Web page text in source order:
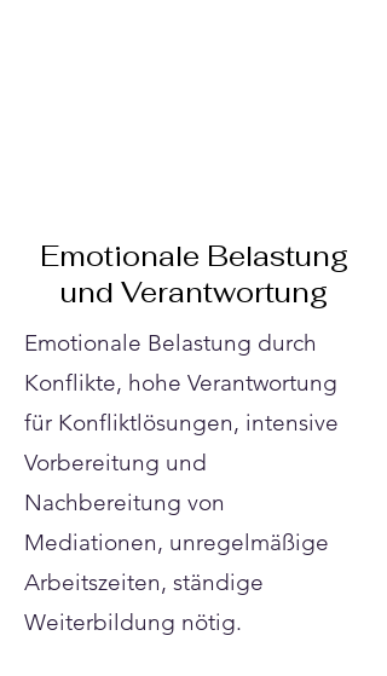
Emotionale Belastung
und Verantwortung
Emotionale Belastung durch
Konflikte, hohe Verantwortung
für Konfliktlösungen, intensive
Vorbereitung und
Nachbereitung von
Mediationen, unregelmäßige
Arbeitszeiten, ständige
Weiterbildung nötig.